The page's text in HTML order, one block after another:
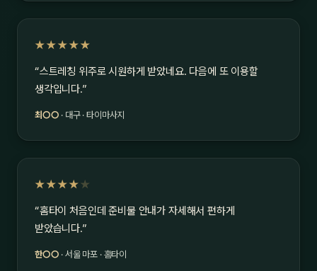
★★★★★
“스트레칭 위주로 시원하게 받았네요. 다음에 또 이용할
생각입니다.”
최○○ · 대구 · 타이마사지
★★★★ ★
“홈타이 처음인데 준비물 안내가 자세해서 편하게
받았습니다.”
한○○ · 서울 마포 · 홈타이